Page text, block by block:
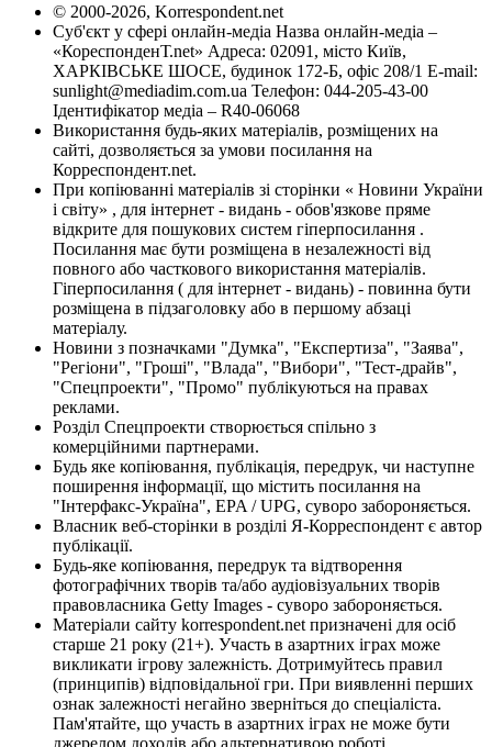
© 2000-2026, Korrespondent.net
Суб'єкт у сфері онлайн-медіа Назва онлайн-медіа –
«КореспонденТ.net» Адреса: 02091, місто Київ,
ХАРКІВСЬКЕ ШОСЕ, будинок 172-Б, офіс 208/1 E-mail:
sunlight@mediadim.com.ua Телефон: 044-205-43-00
Ідентифікатор медіа – R40-06068
Використання будь-яких матеріалів, розміщених на
сайті, дозволяється за умови посилання на
Корреспондент.net.
При копіюванні матеріалів зі сторінки « Новини України
і світу» , для інтернет - видань - обов'язкове пряме
відкрите для пошукових систем гіперпосилання .
Посилання має бути розміщена в незалежності від
повного або часткового використання матеріалів.
Гіперпосилання ( для інтернет - видань) - повинна бути
розміщена в підзаголовку або в першому абзаці
матеріалу.
Новини з позначками "Думка", "Експертиза", "Заява",
"Регіони", "Гроші", "Влада", "Вибори", "Тест-драйв",
"Спецпроекти", "Промо" публікуються на правах
реклами.
Розділ Спецпроекти створюється спільно з
комерційними партнерами.
Будь яке копіювання, публікація, передрук, чи наступне
поширення інформації, що містить посилання на
"Інтерфакс-Україна", EPA / UPG, суворо забороняється.
Власник веб-сторінки в розділі Я-Корреспондент є автор
публікації.
Будь-яке копіювання, передрук та відтворення
фотографічних творів та/або аудіовізуальних творів
правовласника Getty Images - суворо забороняється.
Матеріали сайту korrespondent.net призначені для осіб
старше 21 року (21+). Участь в азартних іграх може
викликати ігрову залежність. Дотримуйтесь правил
(принципів) відповідальної гри. При виявленні перших
ознак залежності негайно зверніться до спеціаліста.
Пам'ятайте, що участь в азартних іграх не може бути
джерелом доходів або альтернативою роботі.